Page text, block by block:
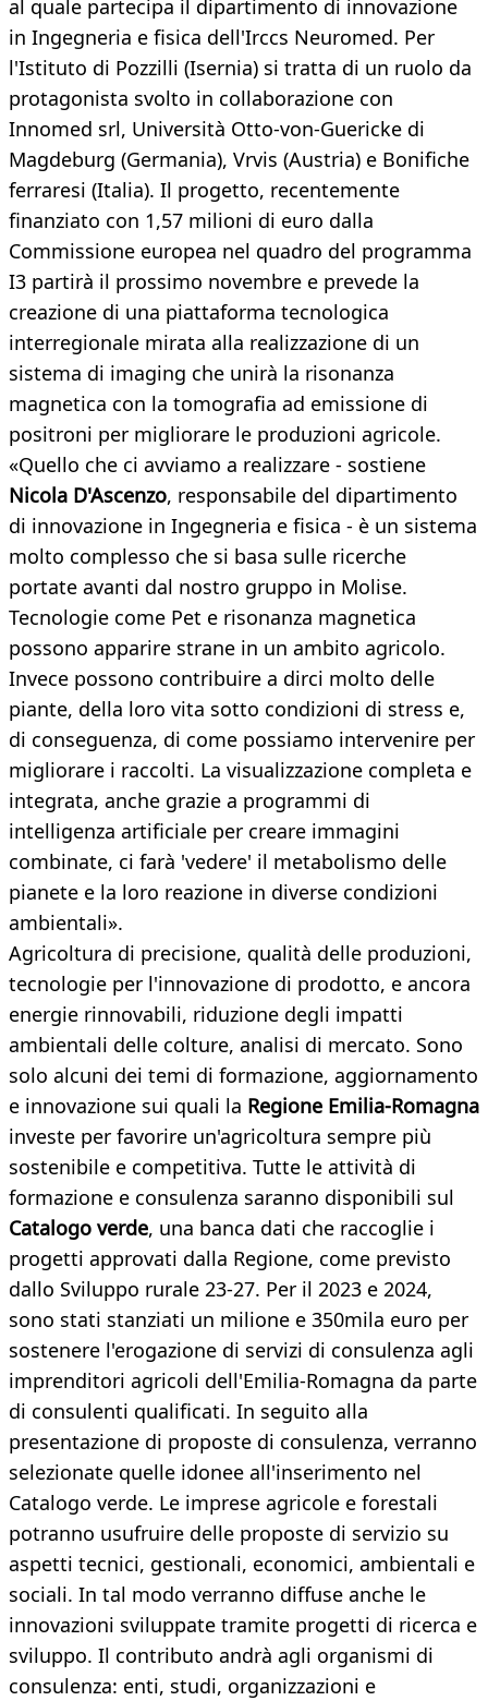
al quale partecipa il dipartimento di innovazione
in Ingegneria e fisica dell'Irccs Neuromed. Per
l'Istituto di Pozzilli (Isernia) si tratta di un ruolo da
protagonista svolto in collaborazione con
Innomed srl, Università Otto-von-Guericke di
Magdeburg (Germania), Vrvis (Austria) e Bonifiche
ferraresi (Italia). Il progetto, recentemente
finanziato con 1,57 milioni di euro dalla
Commissione europea nel quadro del programma
I3 partirà il prossimo novembre e prevede la
creazione di una piattaforma tecnologica
interregionale mirata alla realizzazione di un
sistema di imaging che unirà la risonanza
magnetica con la tomografia ad emissione di
positroni per migliorare le produzioni agricole.
«Quello che ci avviamo a realizzare - sostiene
Nicola D'Ascenzo, responsabile del dipartimento
di innovazione in Ingegneria e fisica - è un sistema
molto complesso che si basa sulle ricerche
portate avanti dal nostro gruppo in Molise.
Tecnologie come Pet e risonanza magnetica
possono apparire strane in un ambito agricolo.
Invece possono contribuire a dirci molto delle
piante, della loro vita sotto condizioni di stress e,
di conseguenza, di come possiamo intervenire per
migliorare i raccolti. La visualizzazione completa e
integrata, anche grazie a programmi di
intelligenza artificiale per creare immagini
combinate, ci farà 'vedere' il metabolismo delle
pianete e la loro reazione in diverse condizioni
ambientali».
Agricoltura di precisione, qualità delle produzioni,
tecnologie per l'innovazione di prodotto, e ancora
energie rinnovabili, riduzione degli impatti
ambientali delle colture, analisi di mercato. Sono
solo alcuni dei temi di formazione, aggiornamento
e innovazione sui quali la Regione Emilia-Romagna
investe per favorire un'agricoltura sempre più
sostenibile e competitiva. Tutte le attività di
formazione e consulenza saranno disponibili sul
Catalogo verde, una banca dati che raccoglie i
progetti approvati dalla Regione, come previsto
dallo Sviluppo rurale 23-27. Per il 2023 e 2024,
sono stati stanziati un milione e 350mila euro per
sostenere l'erogazione di servizi di consulenza agli
imprenditori agricoli dell'Emilia-Romagna da parte
di consulenti qualificati. In seguito alla
presentazione di proposte di consulenza, verranno
selezionate quelle idonee all'inserimento nel
Catalogo verde. Le imprese agricole e forestali
potranno usufruire delle proposte di servizio su
aspetti tecnici, gestionali, economici, ambientali e
sociali. In tal modo verranno diffuse anche le
innovazioni sviluppate tramite progetti di ricerca e
sviluppo. Il contributo andrà agli organismi di
consulenza: enti, studi, organizzazioni e